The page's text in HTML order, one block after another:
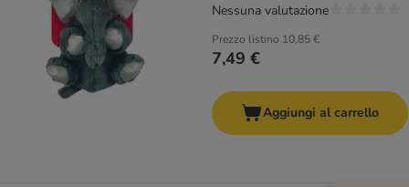
Prezzo listino 10,85 €
7,49 €
Nessuna valutazione
Aggiungi al carrello